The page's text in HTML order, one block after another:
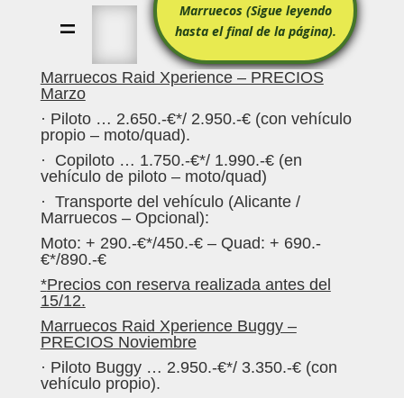
=
Marruecos (Sigue leyendo
hasta el final de la página).
Marruecos Raid Xperience – PRECIOS
Marzo
· Piloto … 2.650.-€*/ 2.950.-€ (con vehículo
propio – moto/quad).
· Copiloto … 1.750.-€*/ 1.990.-€ (en
vehículo de piloto – moto/quad)
· Transporte del vehículo (Alicante /
Marruecos – Opcional):
Moto: + 290.-€*/450.-€ – Quad: + 690.-
€*/890.-€
*Precios con reserva realizada antes del
15/12.
Marruecos Raid Xperience Buggy –
PRECIOS Noviembre
· Piloto Buggy … 2.950.-€*/ 3.350.-€ (con
vehículo propio).